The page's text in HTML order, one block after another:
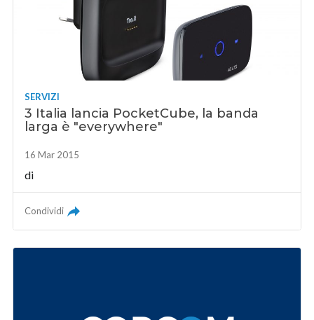
SERVIZI
3 Italia lancia PocketCube, la banda
larga è "everywhere"
16 Mar 2015
di
Condividi